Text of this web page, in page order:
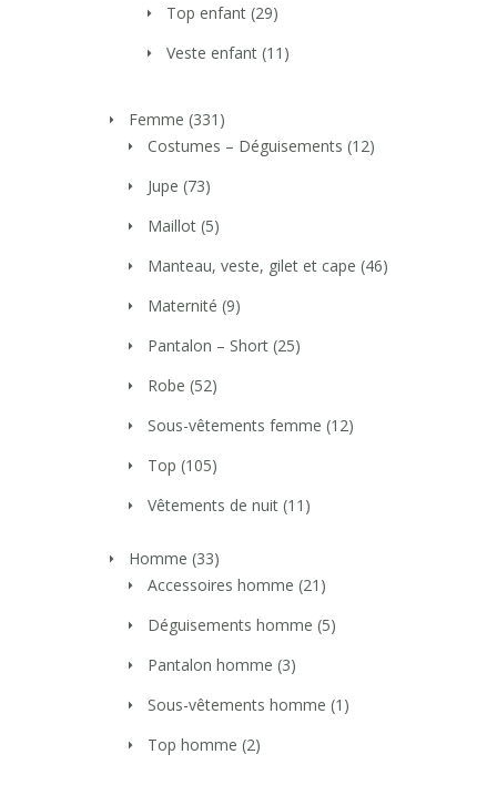
Top enfant (29)
Veste enfant (11)
Femme (331)
Costumes – Déguisements (12)
Jupe (73)
Maillot (5)
Manteau, veste, gilet et cape (46)
Maternité (9)
Pantalon – Short (25)
Robe (52)
Sous-vêtements femme (12)
Top (105)
Vêtements de nuit (11)
Homme (33)
Accessoires homme (21)
Déguisements homme (5)
Pantalon homme (3)
Sous-vêtements homme (1)
Top homme (2)